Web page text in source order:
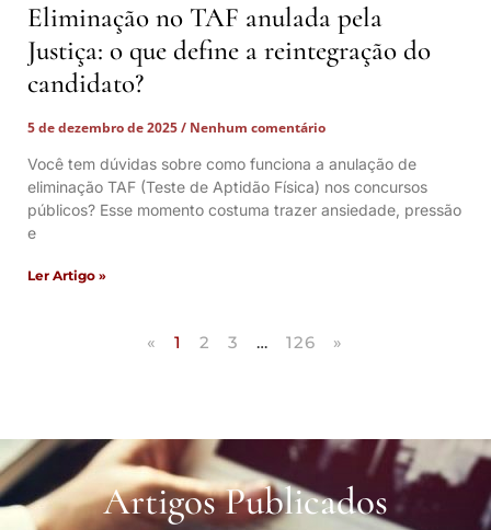
Eliminação no TAF anulada pela
Justiça: o que define a reintegração do
candidato?
5 de dezembro de 2025
Nenhum comentário
Você tem dúvidas sobre como funciona a anulação de
eliminação TAF (Teste de Aptidão Física) nos concursos
públicos? Esse momento costuma trazer ansiedade, pressão
e
Ler Artigo »
« 1 2 3 … 126 »
Artigos Publicados